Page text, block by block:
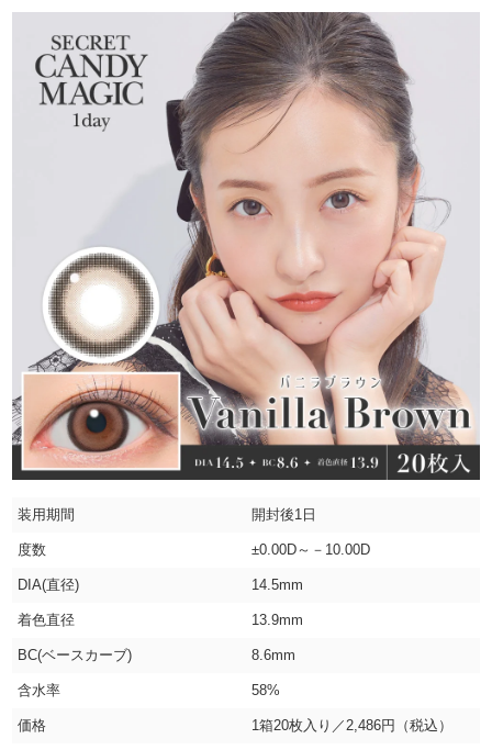
装用期間 開封後1日
度数 ±0.00D～－10.00D
DIA(直径) 14.5mm
着色直径 13.9mm
BC(ベースカーブ) 8.6mm
含水率 58%
価格 1箱20枚入り／2,486円（税込）